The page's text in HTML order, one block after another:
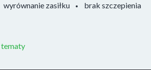
wyrównanie zasiłku
brak szczepienia